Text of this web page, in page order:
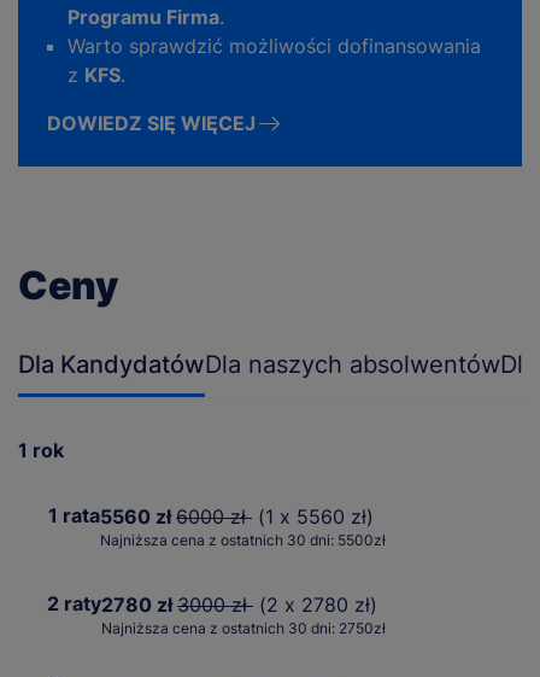
Programu Firma.
Warto sprawdzić możliwości dofinansowania
z KFS.
DOWIEDZ SIĘ WIĘCEJ
Ceny
Dla KandydatówDla naszych absolwentów
1 rok
1 rata5560 zł6000 zł (1 x 5560 zł)
Najniższa cena z ostatnich 30 dni: 5500zł
2 raty2780 zł3000 zł (2 x 2780 zł)
Najniższa cena z ostatnich 30 dni: 2750zł